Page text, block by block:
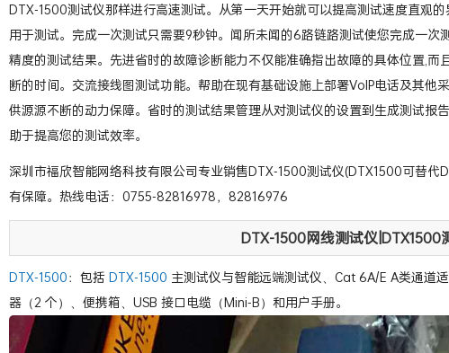
DTX-1500测试仪那样进行高速测试。从第一天开始就可以提高测试速度直观
用于测试。完成一次测试只需要9秒钟。闻所未闻的6路链路测试使您完成一
精度的测试结果。先进省时的故障诊断能力不仅能准确指出故障的具体位置,
断的时间。交流接线图测试功能。帮助在现有基础设施上部署VoIP电话及其
供源源不断的动力保障。省时的测试结果管理从对测试仪的设置到生成测试
助于提高您的测试效率。
深圳市福欣智能网络科技有限公司专业销售DTX-1500测试仪(DTX1500可替
有保障。热线电话：0755-82816978，82816976
DTX-1500网线测试仪|DTX1500
DTX-1500：包括 DTX-1500 主测试仪与智能远端测试仪、Cat 6A/E A类通道
器（2 个）、便携箱、USB 接口电缆（Mini-B）和用户手册。